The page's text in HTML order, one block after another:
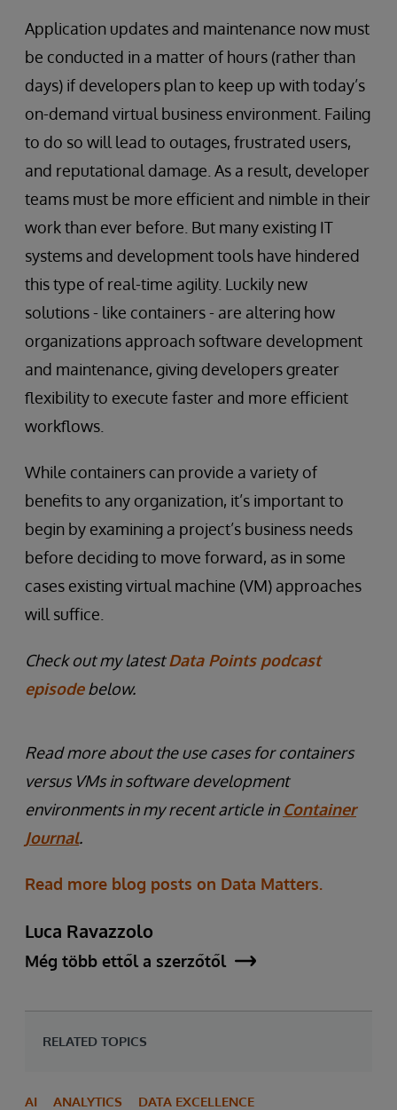
Application updates and maintenance now must
be conducted in a matter of hours (rather than
days) if developers plan to keep up with today’s
on-demand virtual business environment. Failing
to do so will lead to outages, frustrated users,
and reputational damage. As a result, developer
teams must be more efficient and nimble in their
work than ever before. But many existing IT
systems and development tools have hindered
this type of real-time agility. Luckily new
solutions - like containers - are altering how
organizations approach software development
and maintenance, giving developers greater
flexibility to execute faster and more efficient
workflows.
While containers can provide a variety of
benefits to any organization, it’s important to
begin by examining a project’s business needs
before deciding to move forward, as in some
cases existing virtual machine (VM) approaches
will suffice.
Check out my latestData Points podcast
episodebelow.
Read more about the use cases for containers
versus VMs in software development
environments in my recent article in Container
Journal.
Read more blog posts on Data Matters.
Luca Ravazzolo
Még több ettől a szerzőtől
RELATED TOPICS
AI ANALYTICS DATA EXCELLENCE